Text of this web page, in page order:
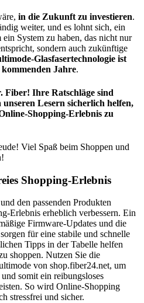
in die Zukunft zu investieren.
weiter, und es lohnt sich, ein
System zu haben, das nicht nur
sondern auch zukünftige
Glasfasertechnologie ist
Jahre.
Ihre Ratschläge sind
Lesern sicherlich helfen,
Shopping-Erlebnis zu
Viel Spaß beim Shoppen und
Shopping-Erlebnis
den passenden Produkten
Erlebnis erheblich verbessern. Ein
Firmware-Updates und die
für eine stabile und schnelle
Tipps in der Tabelle helfen
shoppen. Nutzen Sie die
von shop.fiber24.net, um
somit ein reibungsloses
So wird Online-Shopping
stressfrei und sicher.